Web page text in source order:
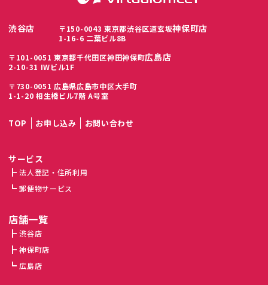
渋谷店
〒150-0043 東京都渋谷区道玄坂
1-16-6 二葉ビル8B
神保町店
〒101-0051 東京都千代田区神田神保町
2-10-31 IWビル1F
広島店
〒730-0051 広島県広島市中区大手町
1-1-20 相生橋ビル7階 A号室
TOP お申し込み お問い合わせ
サービス
法人登記・住所利用
郵便物サービス
店舗一覧
渋谷店
神保町店
広島店